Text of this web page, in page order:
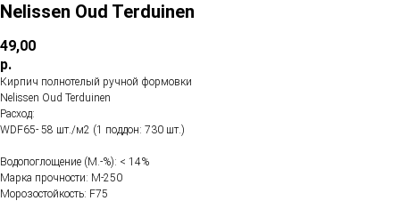
Nelissen Oud Terduinen
49,00
р.
Кирпич полнотелый ручной формовки
Nelissen Oud Terduinen
Расход:
WDF65- 58 шт./м2 (1 поддон: 730 шт.)
Водопоглощение (M.-%): < 14%
Марка прочности: М-250
Морозостойкость: F75